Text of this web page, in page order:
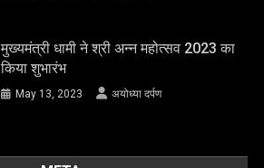
मुख्यमंत्री धामी ने श्री अन्न महोत्सव 2023 का
किया शुभारंभ
May 13, 2023 अयोध्या दर्पण